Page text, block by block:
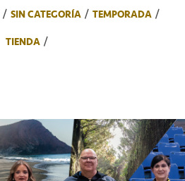
SIN CATEGORÍA
TEMPORADA
TIENDA